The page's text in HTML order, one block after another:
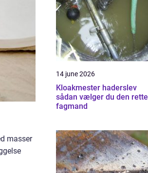
masser
14 june 2026
Kloakmester haderslev
sådan vælger du den rette
fagmand